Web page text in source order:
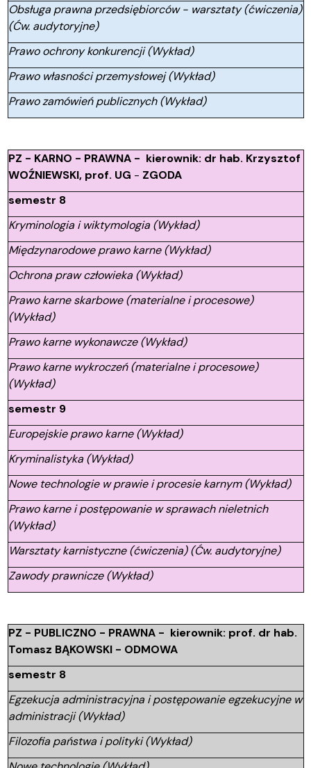
Obsługa prawna przedsiębiorców - warsztaty (ćwiczenia)
(Ćw. audytoryjne)
Prawo ochrony konkurencji (Wykład)
Prawo własności przemysłowej (Wykład)
Prawo zamówień publicznych (Wykład)
PZ - KARNO - PRAWNA - kierownik: dr hab. Krzysztof
WOŹNIEWSKI, prof. UG - ZGODA
semestr 8
Kryminologia i wiktymologia (Wykład)
Międzynarodowe prawo karne (Wykład)
Ochrona praw człowieka (Wykład)
Prawo karne skarbowe (materialne i procesowe)
(Wykład)
Prawo karne wykonawcze (Wykład)
Prawo karne wykroczeń (materialne i procesowe)
(Wykład)
semestr 9
Europejskie prawo karne (Wykład)
Kryminalistyka (Wykład)
Nowe technologie w prawie i procesie karnym (Wykład)
Prawo karne i postępowanie w sprawach nieletnich
(Wykład)
Warsztaty karnistyczne (ćwiczenia) (Ćw. audytoryjne)
Zawody prawnicze (Wykład)
PZ - PUBLICZNO - PRAWNA - kierownik: prof. dr hab.
Tomasz BĄKOWSKI - ODMOWA
semestr 8
Egzekucja administracyjna i postępowanie egzekucyjne w
administracji (Wykład)
Filozofia państwa i polityki (Wykład)